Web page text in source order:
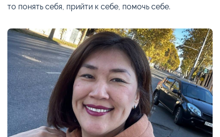
то понять себя, прийти к себе, помочь себе.